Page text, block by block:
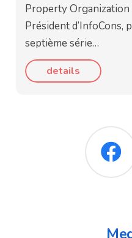
Property
Président d’InfoCons,
septième série…
details